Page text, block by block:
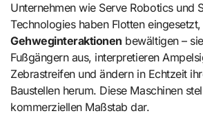
Unternehmen wie Serve Robotics und
Technologies haben Flotten
Gehweginteraktionen bewältigen –
Fußgängern aus, interpretieren
Zebrastreifen und ändern in Echtzeit
Baustellen herum. Diese Maschinen
kommerziellen Maßstab dar.